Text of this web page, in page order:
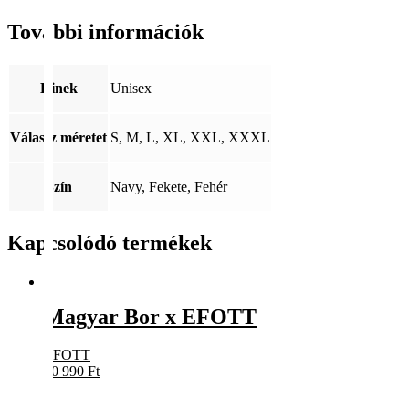
További információk
Kinek Unisex
Válassz méretet S, M, L, XL, XXL, XXXL
Szín Navy, Fekete, Fehér
Kapcsolódó termékek
Magyar Bor x EFOTT
EFOTT
10 990 Ft